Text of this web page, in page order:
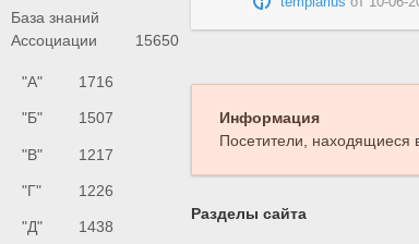
База знаний
Ассоциации
15650
"А" 1716
"Б" 1507
"В" 1217
"Г" 1226
"Д" 1438
Информация
Посетители, находящиеся
Разделы сайта